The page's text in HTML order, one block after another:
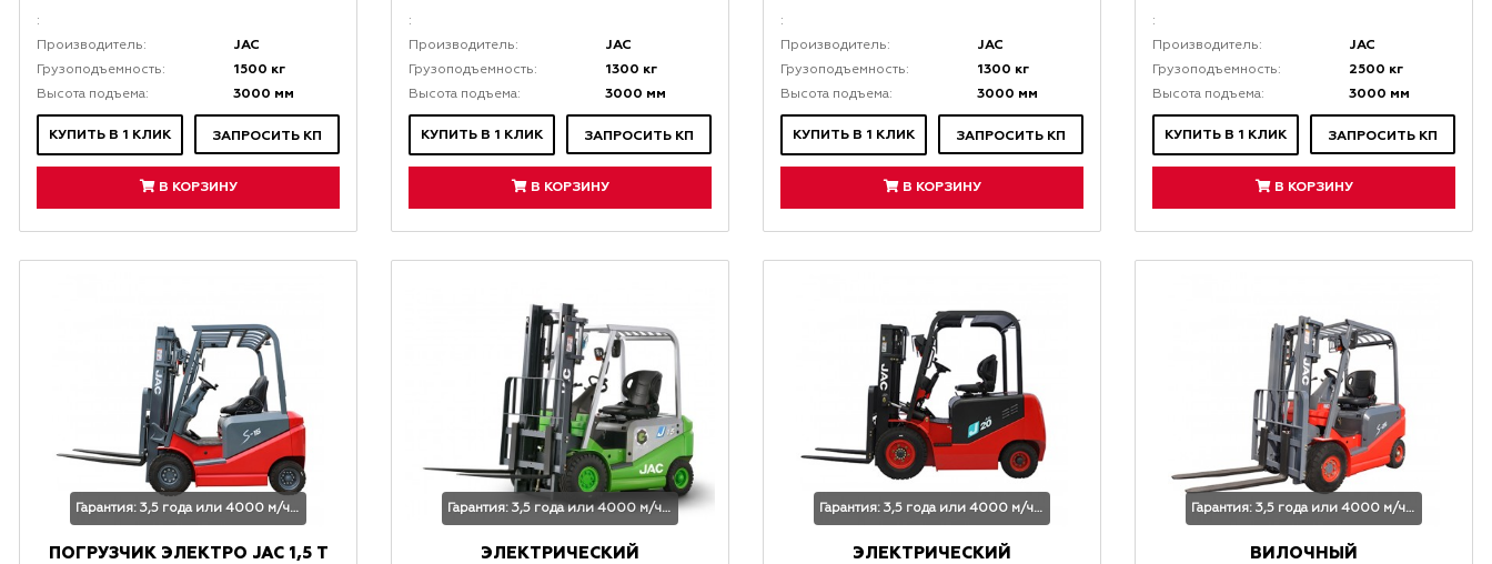
:
Производитель:
JAC
Грузоподъемность: 1500 кг
Высота подъема: 3000 мм
КУПИТЬ В 1 КЛИК ЗАПРОСИТЬ КП
В КОРЗИНУ
:
Производитель:
JAC
Грузоподъемность: 1300 кг
Высота подъема: 3000 мм
КУПИТЬ В 1 КЛИК ЗАПРОСИТЬ КП
В КОРЗИНУ
:
Производитель:
JAC
Грузоподъемность: 1300 кг
Высота подъема: 3000 мм
КУПИТЬ В 1 КЛИК ЗАПРОСИТЬ КП
В КОРЗИНУ
:
Производитель:
JAC
Грузоподъемность: 2500 кг
Высота подъема: 3000 мм
КУПИТЬ В 1 КЛИК ЗАПРОСИТЬ КП
В КОРЗИНУ
Гарантия: 3,5 года или 4000 м/час
ПОГРУЗЧИК ЭЛЕКТРО JAC 1,5 Т
Гарантия: 3,5 года или 4000 м/час
ЭЛЕКТРИЧЕСКИЙ
Гарантия: 3,5 года или 4000 м/час
ЭЛЕКТРИЧЕСКИЙ
Гарантия: 3,5 года или 4000 м/час
ВИЛОЧНЫЙ